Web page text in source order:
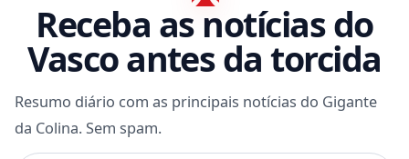
Receba as notícias do
Vasco antes da torcida
Resumo diário com as principais notícias do Gigante
da Colina. Sem spam.